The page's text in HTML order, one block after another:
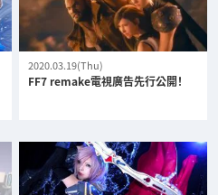
2020.03.19(Thu)
FF7 remake電視廣告先行公開！